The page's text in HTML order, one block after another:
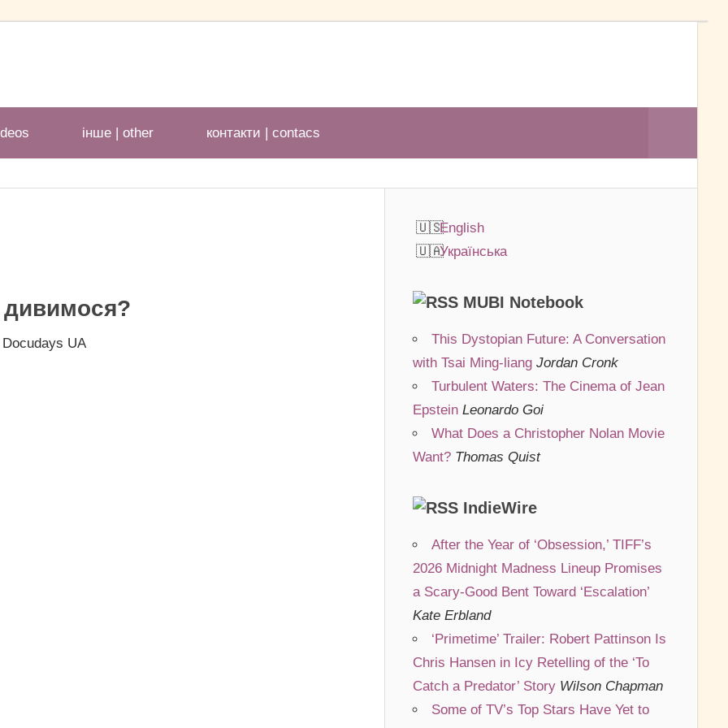
Search
іншe | other контакти | contacs
Docudays UA
English
Українська
MUBI Notebook
This Dystopian Future: A Conversation
with Tsai Ming-liang Jordan Cronk
Turbulent Waters: The Cinema of Jean
Epstein Leonardo Goi
What Does a Christopher Nolan Movie
Want? Thomas Quist
IndieWire
After the Year of ‘Obsession,’ TIFF’s
2026 Midnight Madness Lineup Promises
a Scary-Good Bent Toward ‘Escalation’
Kate Erbland
‘Primetime’ Trailer: Robert Pattinson Is
Chris Hansen in Icy Retelling of the ‘To
Catch a Predator’ Story Wilson Chapman
Some of TV’s Top Stars Have Yet to